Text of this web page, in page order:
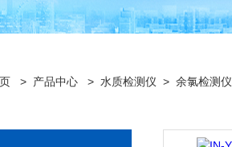
> 产品中心 > 水质检测仪 > 余氯检测仪